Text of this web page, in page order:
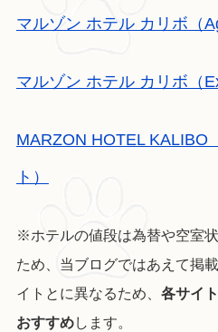
マルゾン ホテル カリボ（
マルゾン ホテル カリボ（
MARZON HOTEL KALIBO
ト）
※ホテルの値段は為替や空室
ため、当ブログではあえて掲
イトとに異なるため、 各サイ
おすすめします。